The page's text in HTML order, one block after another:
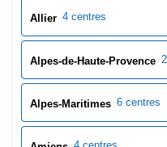
Antibes 1 centre
Ardèche 1 centre
Ardennes 1 centre
1 centre